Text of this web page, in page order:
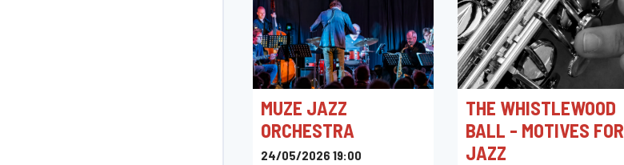
MUZE JAZZ
ORCHESTRA
24/05/2026 19:00
THE WHISTLEWOOD
BALL - MOTIVES FOR
JAZZ